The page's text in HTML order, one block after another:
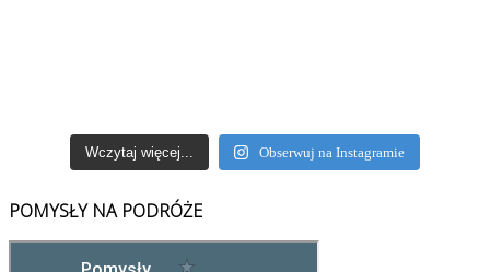
Wczytaj więcej... Obserwuj na Instagramie
POMYSŁY NA PODRÓŻE